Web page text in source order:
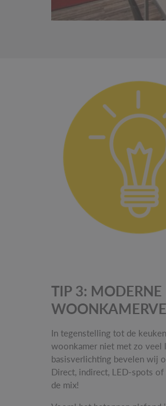
TIP 3: MODERNE
In tegenstelling tot de
woonkamer niet met zo
basisverlichting bevelen wij
Direct, indirect, LED-spots
de mix!